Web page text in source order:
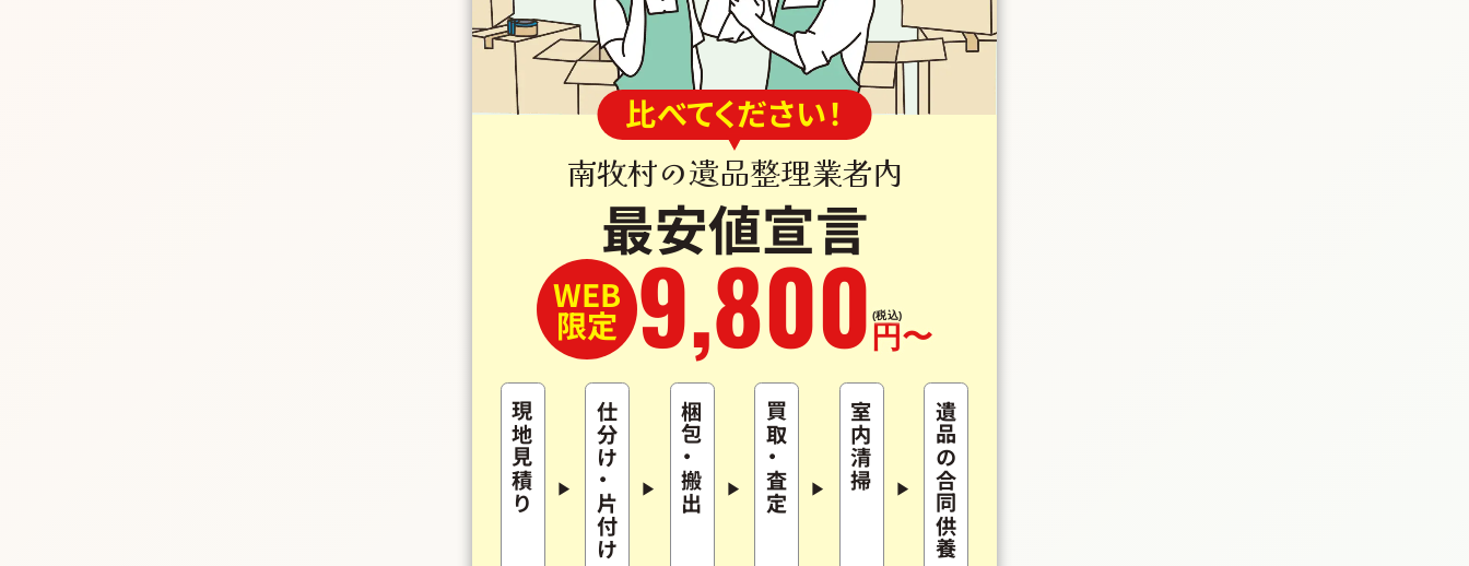
比べてください！
南牧村の遺品整理業者内
最安値宣言
WEB
限定 9,800 円〜
(税込)
現地見積り 仕分け
・
片付け
梱包
・
搬出
買取
・
査定 室内清掃 遺品の合同供養